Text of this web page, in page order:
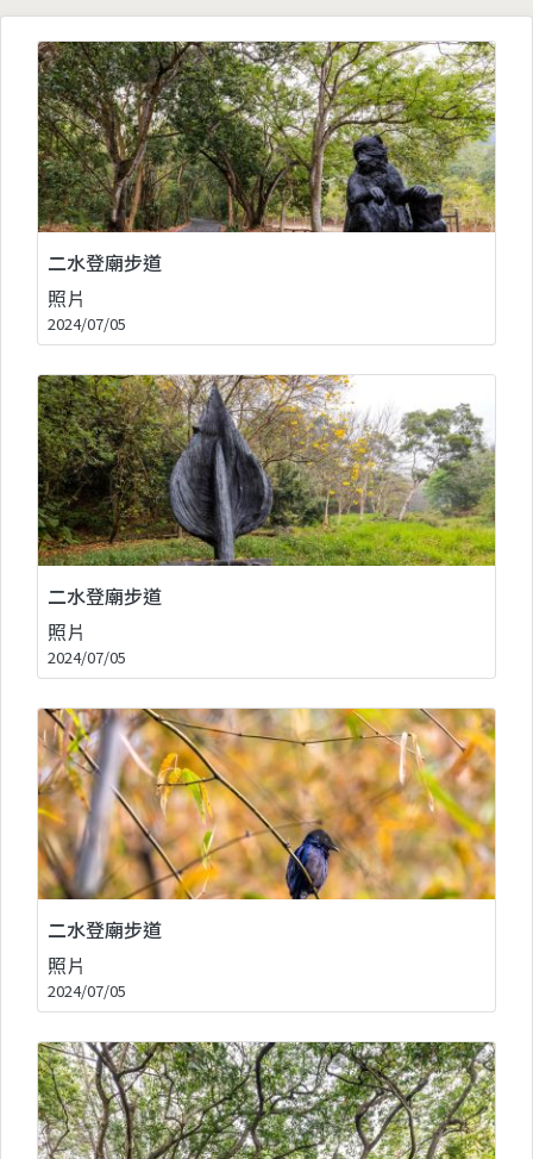
二水登廟步道
照片
2024/07/05
二水登廟步道
照片
2024/07/05
二水登廟步道
照片
2024/07/05